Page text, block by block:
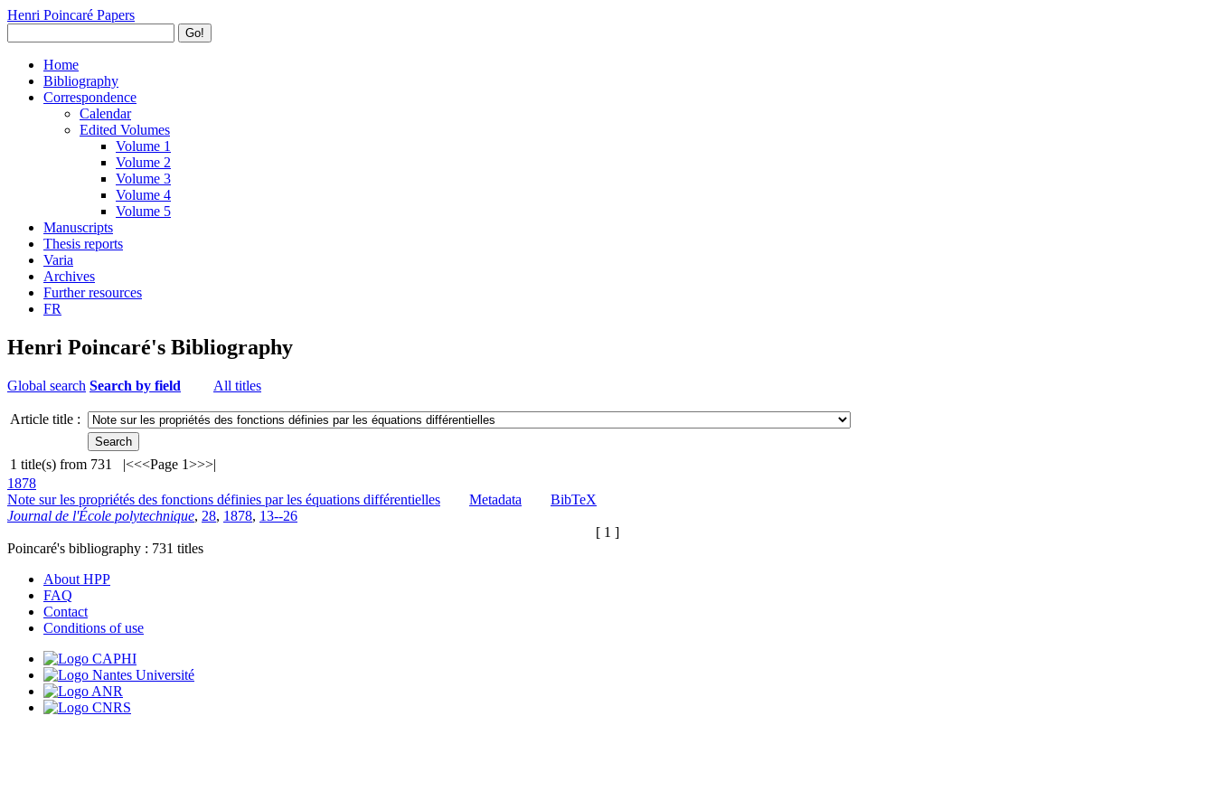
Henri Poincaré Papers
Go!
Home
Bibliography
Correspondence
Calendar
Edited Volumes
Volume 1
Volume 2
Volume 3
Volume 4
Volume 5
Manuscripts
Thesis reports
Varia
Archives
Further resources
FR
Henri Poincaré's Bibliography
Global search Search by field All titles
Article title :
1 title(s) from 731 |<<<Page 1>>>|
1878
Note sur les propriétés des fonctions définies par les équations différentielles
Metadata
BibTeX
Journal de l'École polytechnique, 28, 1878, 13--26
[ 1 ]
Poincaré's bibliography : 731 titles
About HPP
FAQ
Contact
Conditions of use